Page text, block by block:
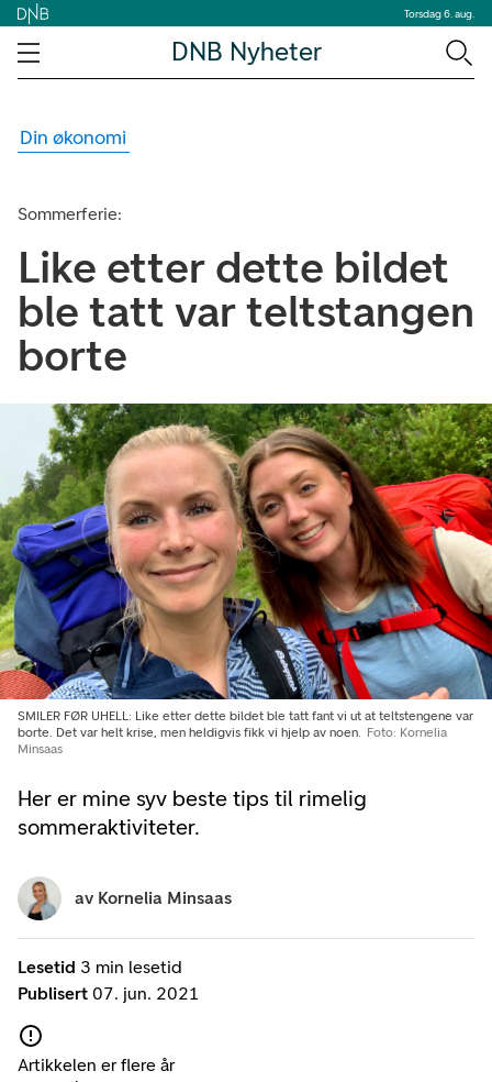
Torsdag 6. aug.
DNB Nyheter
Din økonomi
Sommerferie:
Like etter dette bildet
ble tatt var teltstangen
borte
Her er mine syv beste tips til rimelig
sommeraktiviteter.
SMILER FØR UHELL: Like etter dette bildet ble tatt fant vi ut at teltstengene var
borte. Det var helt krise, men heldigvis fikk vi hjelp av noen.
Foto: Kornelia
Minsaas
Lesetid 3 min lesetid
Publisert 07. jun. 2021
Artikkelen er flere år
av Kornelia Minsaas